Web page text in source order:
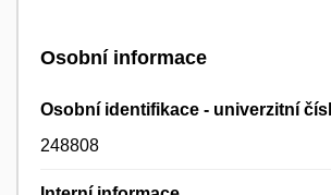
Osobní informace
Osobní identifikace - univerzitní
248808